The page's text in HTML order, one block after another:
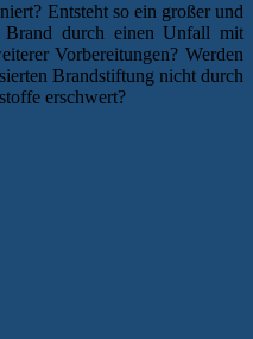
Entsteht so ein großer und
Brand durch einen Unfall mit
Vorbereitungen? Werden
Brandstiftung nicht durch
erschwert?